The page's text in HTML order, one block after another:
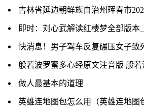
做人最基本的道理